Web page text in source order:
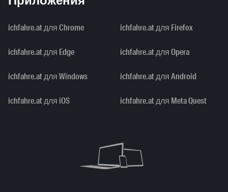
ichfahre.at для Chrome ichfahre.at для Firefox
ichfahre.at для Edge ichfahre.at для Opera
ichfahre.at для Windows ichfahre.at для Android
ichfahre.at для iOS ichfahre.at для Meta Quest